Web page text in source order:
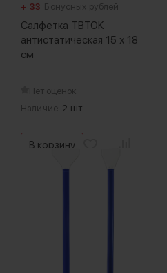
+ 33 Бонусных рублей
Салфетка ТВТОК
антистатическая 15 х 18
см
Нет оценок
Наличие: 2 шт.
В корзину